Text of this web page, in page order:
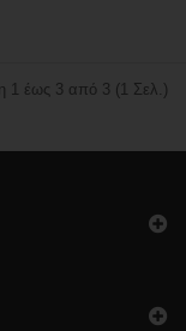
1 έως 3 από 3 (1 Σελ.)